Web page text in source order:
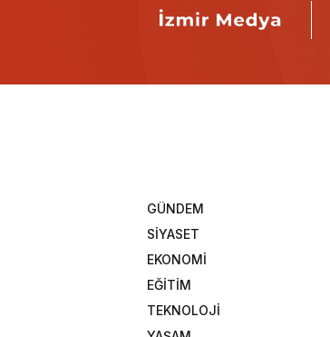
GÜNDEM
SİYASET
EKONOMİ
EĞİTİM
TEKNOLOJİ